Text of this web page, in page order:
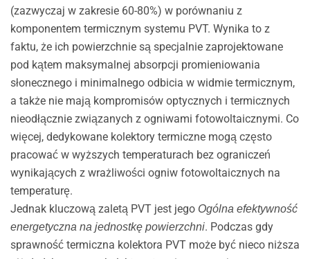
(zazwyczaj w zakresie 60-80%) w porównaniu z
komponentem termicznym systemu PVT. Wynika to z
faktu, że ich powierzchnie są specjalnie zaprojektowane
pod kątem maksymalnej absorpcji promieniowania
słonecznego i minimalnego odbicia w widmie termicznym,
a także nie mają kompromisów optycznych i termicznych
nieodłącznie związanych z ogniwami fotowoltaicznymi. Co
więcej, dedykowane kolektory termiczne mogą często
pracować w wyższych temperaturach bez ograniczeń
wynikających z wrażliwości ogniw fotowoltaicznych na
temperaturę.
Jednak kluczową zaletą PVT jest jego Ogólna efektywność
energetyczna na jednostkę powierzchni. Podczas gdy
sprawność termiczna kolektora PVT może być nieco niższa